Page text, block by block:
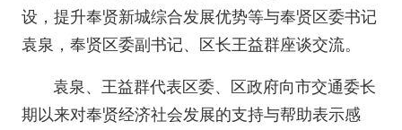
设，提升奉贤新城综合发展优势等与奉贤区委书记
袁泉，奉贤区委副书记、区长王益群座谈交流。
袁泉、王益群代表区委、区政府向市交通委长
期以来对奉贤经济社会发展的支持与帮助表示感